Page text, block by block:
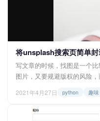
将unsplash搜索页简单
写文章的时候，找图是一个
图片，又要规避版权的风险
想，可不可以把unsplash封装
比较方便。那么话不多说，
2021年4月27日 python 趣味